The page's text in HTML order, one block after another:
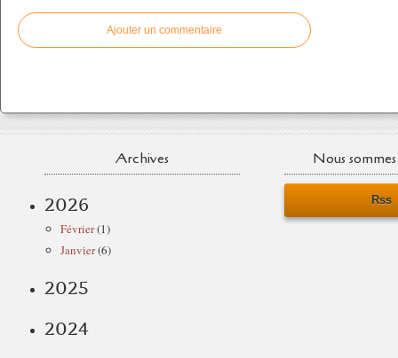
Ajouter un commentaire
Archives
2026
Février(1)
Janvier(6)
2025
2024
Nous
Rss